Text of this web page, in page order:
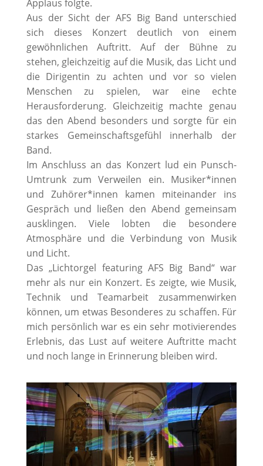
Applaus folgte.
Aus der Sicht der AFS Big Band unterschied
sich dieses Konzert deutlich von einem
gewöhnlichen Auftritt. Auf der Bühne zu
stehen, gleichzeitig auf die Musik, das Licht und
die Dirigentin zu achten und vor so vielen
Menschen zu spielen, war eine echte
Herausforderung. Gleichzeitig machte genau
das den Abend besonders und sorgte für ein
starkes Gemeinschaftsgefühl innerhalb der
Band.
Im Anschluss an das Konzert lud ein Punsch-
Umtrunk zum Verweilen ein. Musiker*innen
und Zuhörer*innen kamen miteinander ins
Gespräch und ließen den Abend gemeinsam
ausklingen. Viele lobten die besondere
Atmosphäre und die Verbindung von Musik
und Licht.
Das „Lichtorgel featuring AFS Big Band“ war
mehr als nur ein Konzert. Es zeigte, wie Musik,
Technik und Teamarbeit zusammenwirken
können, um etwas Besonderes zu schaffen. Für
mich persönlich war es ein sehr motivierendes
Erlebnis, das Lust auf weitere Auftritte macht
und noch lange in Erinnerung bleiben wird.